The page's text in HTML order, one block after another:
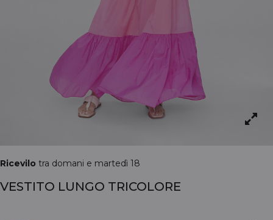
Ricevilo tra domani e martedì 18
VESTITO LUNGO TRICOLORE